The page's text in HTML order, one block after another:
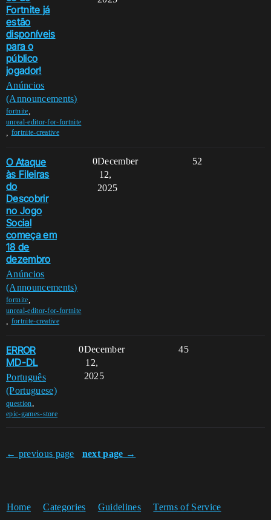
Fortnite já
estão
disponíveis
para o
público
jogador!
Anúncios
(Announcements)
fortnite
unreal-editor-for-fortnite
fortnite-creative
O Ataque
às Fileiras
do
Descobrir
no Jogo
Social
começa em
18 de
dezembro
Anúncios
(Announcements)
fortnite
unreal-editor-for-fortnite
fortnite-creative
0 52
December
12,
2025
ERROR
MD-DL
Português
(Portuguese)
question,
epic-games-store
0 45
December
12,
2025
← previous page next page →
Home Categories Guidelines Terms of Service